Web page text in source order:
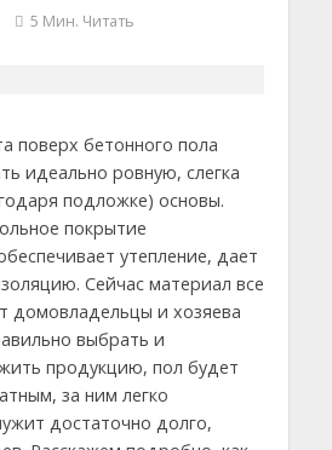
5 Мин. Читать
поверх бетонного пола
идеально ровную, слегка
подложке) основы.
покрытие
утепление, дает
Сейчас материал все
домовладельцы и хозяева
выбрать и
продукцию, пол будет
за ним легко
достаточно долго,